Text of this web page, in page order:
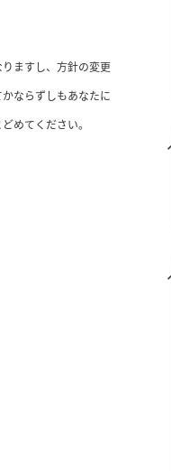
ますし、方針の変更
ならずしもあなたに
めてください。